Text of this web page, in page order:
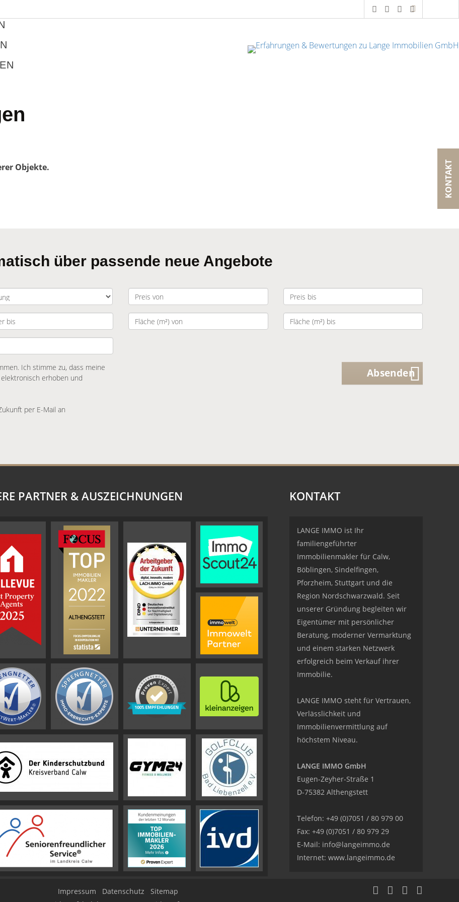
KONTAKT
Objekte.
über passende neue Angebote
Ich stimme zu, dass meine
erhoben und
per E-Mail an
Absenden
PARTNER & AUSZEICHNUNGEN KONTAKT
LANGE IMMO ist Ihr
familiengeführter
Immobilienmakler für Calw,
Böblingen, Sindelfingen,
Pforzheim, Stuttgart und die
Region Nordschwarzwald. Seit
unserer Gründung begleiten wir
Eigentümer mit persönlicher
Beratung, moderner Vermarktung
und einem starken Netzwerk
erfolgreich beim Verkauf ihrer
Immobilie.
LANGE IMMO steht für Vertrauen,
Verlässlichkeit und
Immobilienvermittlung auf
höchstem Niveau.
LANGE IMMO GmbH
Eugen-Zeyher-Straße 1
D-75382 Althengstett
Telefon: +49 (0)7051 / 80 979 00
Fax: +49 (0)7051 / 80 979 29
E-Mail: info@langeimmo.de
Internet: www.langeimmo.de
Impressum Datenschutz
Sitemap